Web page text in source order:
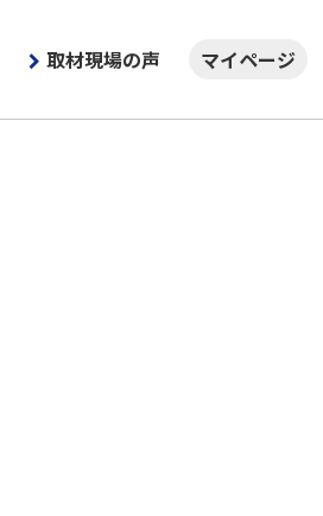
取材現場の声
マイページ